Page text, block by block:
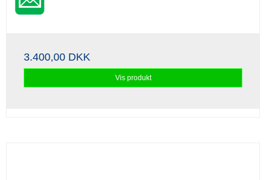
3.400,00 DKK
Vis produkt